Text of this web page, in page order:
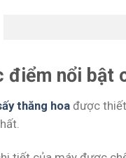
điểm nổi bật
thăng hoađược thiết